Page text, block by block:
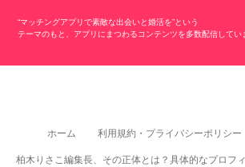
“マッチングアプリで素敵な出会いと婚活を”という
テーマのもと、アプリにまつわるコンテンツを多数配信してい
ホーム 利用規約・プライバシーポリシー
柏木りさこ編集長、その正体とは？具体的なプロフ